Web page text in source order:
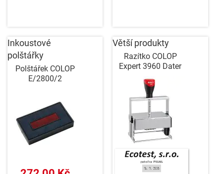
Inkoustové
polštářky
Polštářek COLOP
E/2800/2
Větší produkty
Razítko COLOP
Expert 3960 Dater